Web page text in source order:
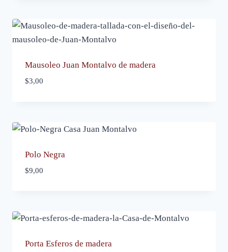
Mausoleo Juan Montalvo de madera
$3,00
Polo Negra
$9,00
Porta Esferos de madera